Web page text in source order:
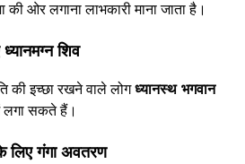
की ओर लगाना लाभकारी माना जाता है।
शिव
की इच्छा रखने वाले लोगध्यानस्थ भगवान
लगा सकते हैं।
गंगा अवतरण